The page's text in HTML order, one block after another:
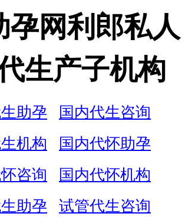
孕网利郎私人
生产子机构
助孕
国内代生咨询
机构
国内代怀助孕
咨询
国内代怀机构
助孕
试管代生咨询